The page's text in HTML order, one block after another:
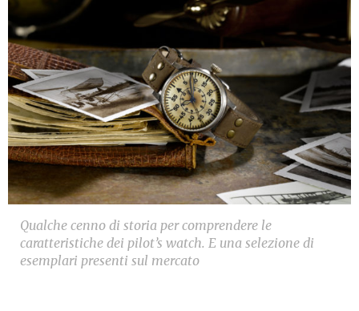
Qualche cenno di storia per comprendere le
caratteristiche dei pilot’s watch. E una selezione di
esemplari presenti sul mercato